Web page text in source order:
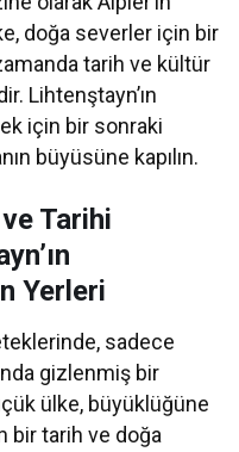
doğa severler için bir
tarih ve kültür
Lihtenştayn’ın
için bir sonraki
büyüsüne kapılın.
Tarihi
Yerleri
sadece
gizlenmiş bir
ülke, büyüklüğüne
bir tarih ve doğa